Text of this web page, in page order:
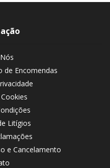
de Encomendas
Litígios
e Cancelamento